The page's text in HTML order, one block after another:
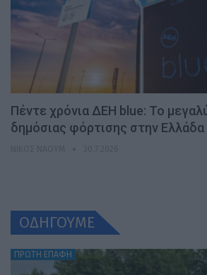
Πέντε χρόνια ΔΕΗ blue: Το
δημόσιας φόρτισης στην
ΟΔΗΓΟΥΜΕ
ΠΡΩΤΗ ΕΠΑΦΗ